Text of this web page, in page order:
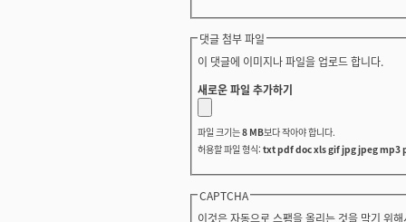
댓글 첨부 파일
이 댓글에 이미지나 파일을 업로드 합니다.
새로운 파일 추가하기
파일 크기는8 MB보다 작아야 합니다.
허용할 파일 형식: txt pdf doc xls gif jpg jpeg mp3
CAPTCHA
이것은 자동으로 스팸을 올리는 것을 막기 위